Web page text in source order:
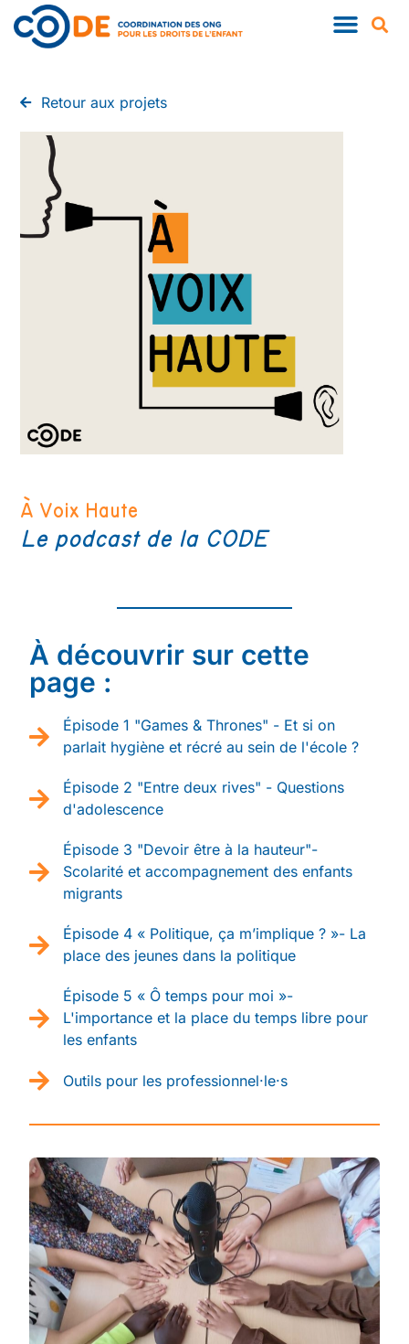
Retour aux projets
À Voix Haute
Le podcast de la CODE
À découvrir sur cette
page :
Épisode 1 "Games & Thrones" - Et si on
parlait hygiène et récré au sein de l'école ?
Épisode 2 "Entre deux rives" - Questions
d'adolescence
Épisode 3 "Devoir être à la hauteur"-
Scolarité et accompagnement des enfants
migrants
Épisode 4 « Politique, ça m’implique ? »- La
place des jeunes dans la politique
Épisode 5 « Ô temps pour moi »-
L'importance et la place du temps libre pour
les enfants
Outils pour les professionnel·le·s